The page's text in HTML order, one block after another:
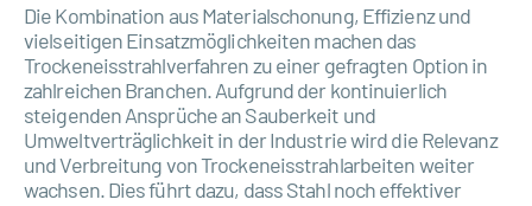
Die Kombination aus Materialschonung, Effizienz und
vielseitigen Einsatzmöglichkeiten machen das
Trockeneisstrahlverfahren zu einer gefragten Option in
zahlreichen Branchen. Aufgrund der kontinuierlich
steigenden Ansprüche an Sauberkeit und
Umweltverträglichkeit in der Industrie wird die Relevanz
und Verbreitung von Trockeneisstrahlarbeiten weiter
wachsen. Dies führt dazu, dass Stahl noch effektiver